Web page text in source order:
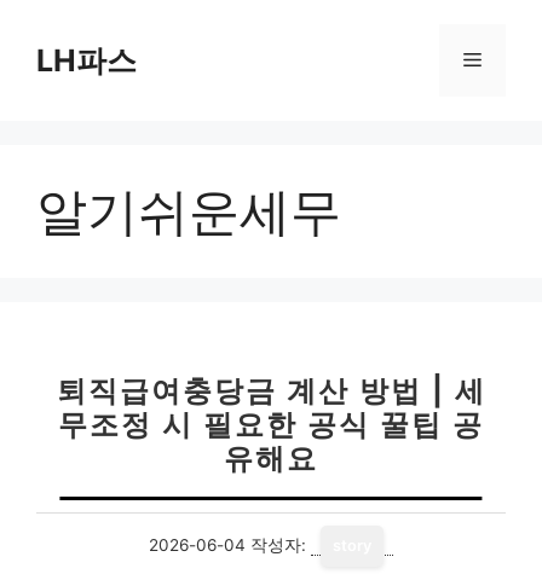
LH파스 메
알기쉬운세무
퇴직급여충당금 계산 방법 | 세
무조정 시 필요한 공식 꿀팁 공
유해요
2026-06-04 작성자: